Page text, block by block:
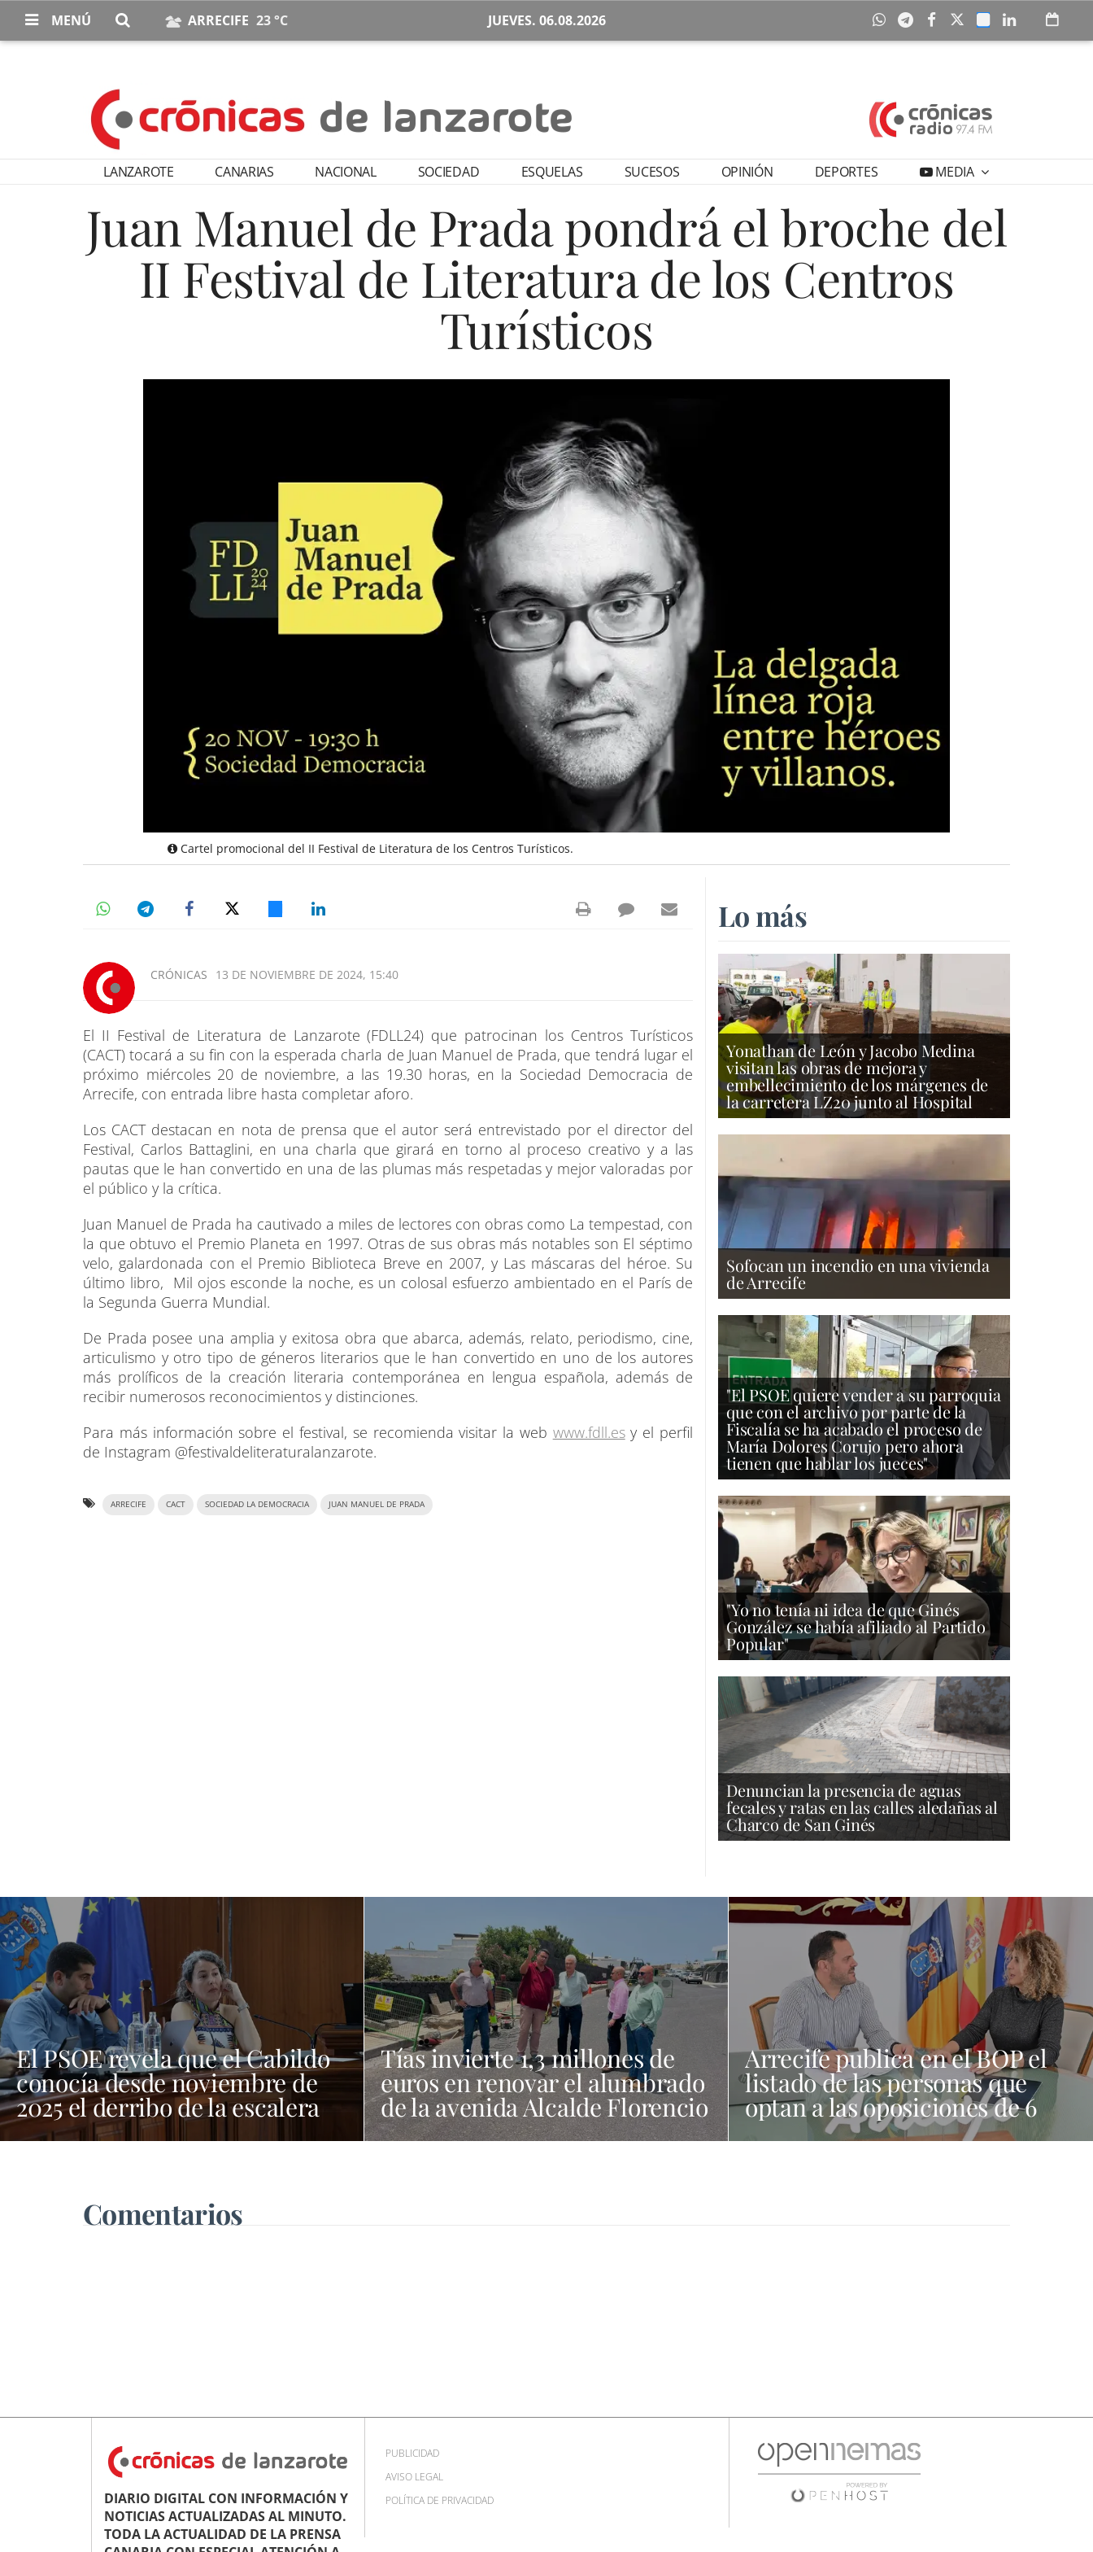
MENÚ ARRECIFE 23 °C JUEVES. 06.08.2026
LANZAROTE CANARIAS NACIONAL SOCIEDAD ESQUELAS SUCESOS OPINIÓN DEPORTES MEDIA
Juan Manuel de Prada pondrá el broche del
II Festival de Literatura de los Centros
Turísticos
Cartel promocional del II Festival de Literatura de los Centros Turísticos.
CRÓNICAS 13 DE NOVIEMBRE DE 2024, 15:40
El II Festival de Literatura de Lanzarote (FDLL24) que patrocinan los Centros Turísticos
(CACT) tocará a su fin con la esperada charla de Juan Manuel de Prada, que tendrá lugar el
próximo miércoles 20 de noviembre, a las 19.30 horas, en la Sociedad Democracia de
Arrecife, con entrada libre hasta completar aforo.
Los CACT destacan en nota de prensa que el autor será entrevistado por el director del
Festival, Carlos Battaglini, en una charla que girará en torno al proceso creativo y a las
pautas que le han convertido en una de las plumas más respetadas y mejor valoradas por
el público y la crítica.
Juan Manuel de Prada ha cautivado a miles de lectores con obras como La tempestad, con
la que obtuvo el Premio Planeta en 1997. Otras de sus obras más notables son El séptimo
velo, galardonada con el Premio Biblioteca Breve en 2007, y Las máscaras del héroe. Su
último libro, Mil ojos esconde la noche, es un colosal esfuerzo ambientado en el París de
la Segunda Guerra Mundial.
De Prada posee una amplia y exitosa obra que abarca, además, relato, periodismo, cine,
articulismo y otro tipo de géneros literarios que le han convertido en uno de los autores
más prolíficos de la creación literaria contemporánea en lengua española, además de
recibir numerosos reconocimientos y distinciones.
Para más información sobre el festival, se recomienda visitar la web www.fdll.esy el perfil
de Instagram @festivaldeliteraturalanzarote.
ARRECIFE CACT SOCIEDAD LA DEMOCRACIA JUAN MANUEL DE PRADA
Lo más
Yonathan de León y Jacobo Medina
visitan las obras de mejora y
embellecimiento de los márgenes de
la carretera LZ20 junto al Hospital
Sofocan un incendio en una vivienda
de Arrecife
"El PSOE quiere vender a su parroquia
que con el archivo por parte de la
Fiscalía se ha acabado el proceso de
María Dolores Corujo pero ahora
tienen que hablar los jueces"
"Yo no tenía ni idea de que Ginés
González se había afiliado al Partido
Popular"
Denuncian la presencia de aguas
fecales y ratas en las calles aledañas al
Charco de San Ginés
El PSOE revela que el Cabildo
conocía desde noviembre de
2025 el derribo de la escalera
de El Golfo
Tías invierte 1,3 millones de
euros en renovar el alumbrado
de la avenida Alcalde Florencio
Suárez y 31 calles aledañas
Arrecife publica en el BOP el
listado de las personas que
optan a las oposiciones de 6
plazas de trabajadores sociales
Comentarios
DIARIO DIGITAL CON INFORMACIÓN Y
NOTICIAS ACTUALIZADAS AL MINUTO.
TODA LA ACTUALIDAD DE LA PRENSA
PUBLICIDAD
AVISO LEGAL
POLÍTICA DE PRIVACIDAD